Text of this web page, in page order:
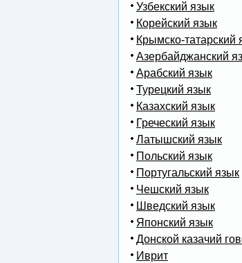
Узбекский язык
Корейский язык
Крымско-татарский
Азербайджанский
Арабский язык
Турецкий язык
Казахский язык
Греческий язык
Латышский язык
Польский язык
Португальский язык
Чешский язык
Шведский язык
Японский язык
Донской казачий
Иврит